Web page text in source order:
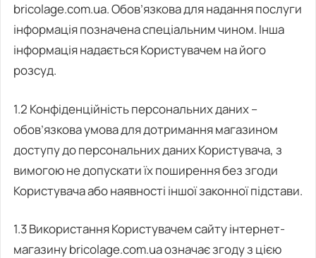
bricolage.com.ua. Обов’язкова для надання послуги
інформація позначена спеціальним чином. Інша
інформація надається Користувачем на його
розсуд.
1.2 Конфіденційність персональних даних –
обов’язкова умова для дотримання магазином
доступу до персональних даних Користувача, з
вимогою не допускати їх поширення без згоди
Користувача або наявності іншої законної підстави.
1.3 Використання Користувачем сайту інтернет-
магазину bricolage.com.ua означає згоду з цією